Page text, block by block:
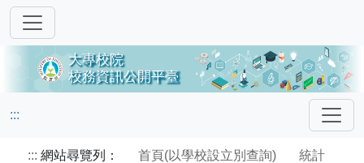
:::
::: 網站尋覽列： 首頁(以學校設立別查詢)
統計